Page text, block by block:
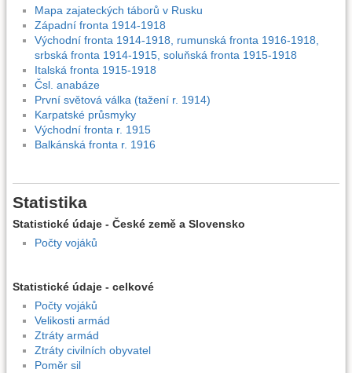
Mapa zajateckých táborů v Rusku
Západní fronta 1914-1918
Východní fronta 1914-1918, rumunská fronta 1916-1918,
srbská fronta 1914-1915, soluňská fronta 1915-1918
Italská fronta 1915-1918
Čsl. anabáze
První světová válka (tažení r. 1914)
Karpatské průsmyky
Východní fronta r. 1915
Balkánská fronta r. 1916
Statistika
Statistické údaje - České země a Slovensko
Počty vojáků
Statistické údaje - celkové
Počty vojáků
Velikosti armád
Ztráty armád
Ztráty civilních obyvatel
Poměr sil